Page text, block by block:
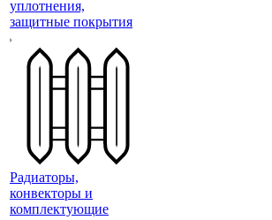
уплотнения,
защитные покрытия
Радиаторы,
конвекторы и
комплектующие